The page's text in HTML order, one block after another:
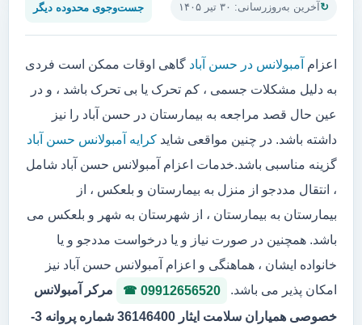
آخرین به‌روزرسانی: ۳۰ تیر ۱۴۰۵ جست‌وجوی محدوده دیگر
اعزام آمبولانس در حسن آباد گاهی اوقات ممکن است فردی
به دلیل مشکلات جسمی ، کم تحرک یا بی تحرک باشد ، و در
عین حال قصد مراجعه به بیمارستان در حسن آباد را نیز
داشته باشد. در چنین مواقعی شاید کرایه آمبولانس حسن آباد
گزینه مناسبی باشد.خدمات اعزام آمبولانس حسن آباد شامل
، انتقال مددجو از منزل به بیمارستان و بلعکس ، از
بیمارستان به بیمارستان ، از شهرستان به شهر و بلعکس می
باشد. همچنین در صورت نیاز و یا درخواست مددجو و یا
خانواده ایشان ، هماهنگی و اعزام آمبولانس حسن آباد نیز
امکان پذیر می باشد.
09912656520
مرکر آمبولانس
خصوصی همیاران سلامت ایثار 36146400 شماره پروانه 3-